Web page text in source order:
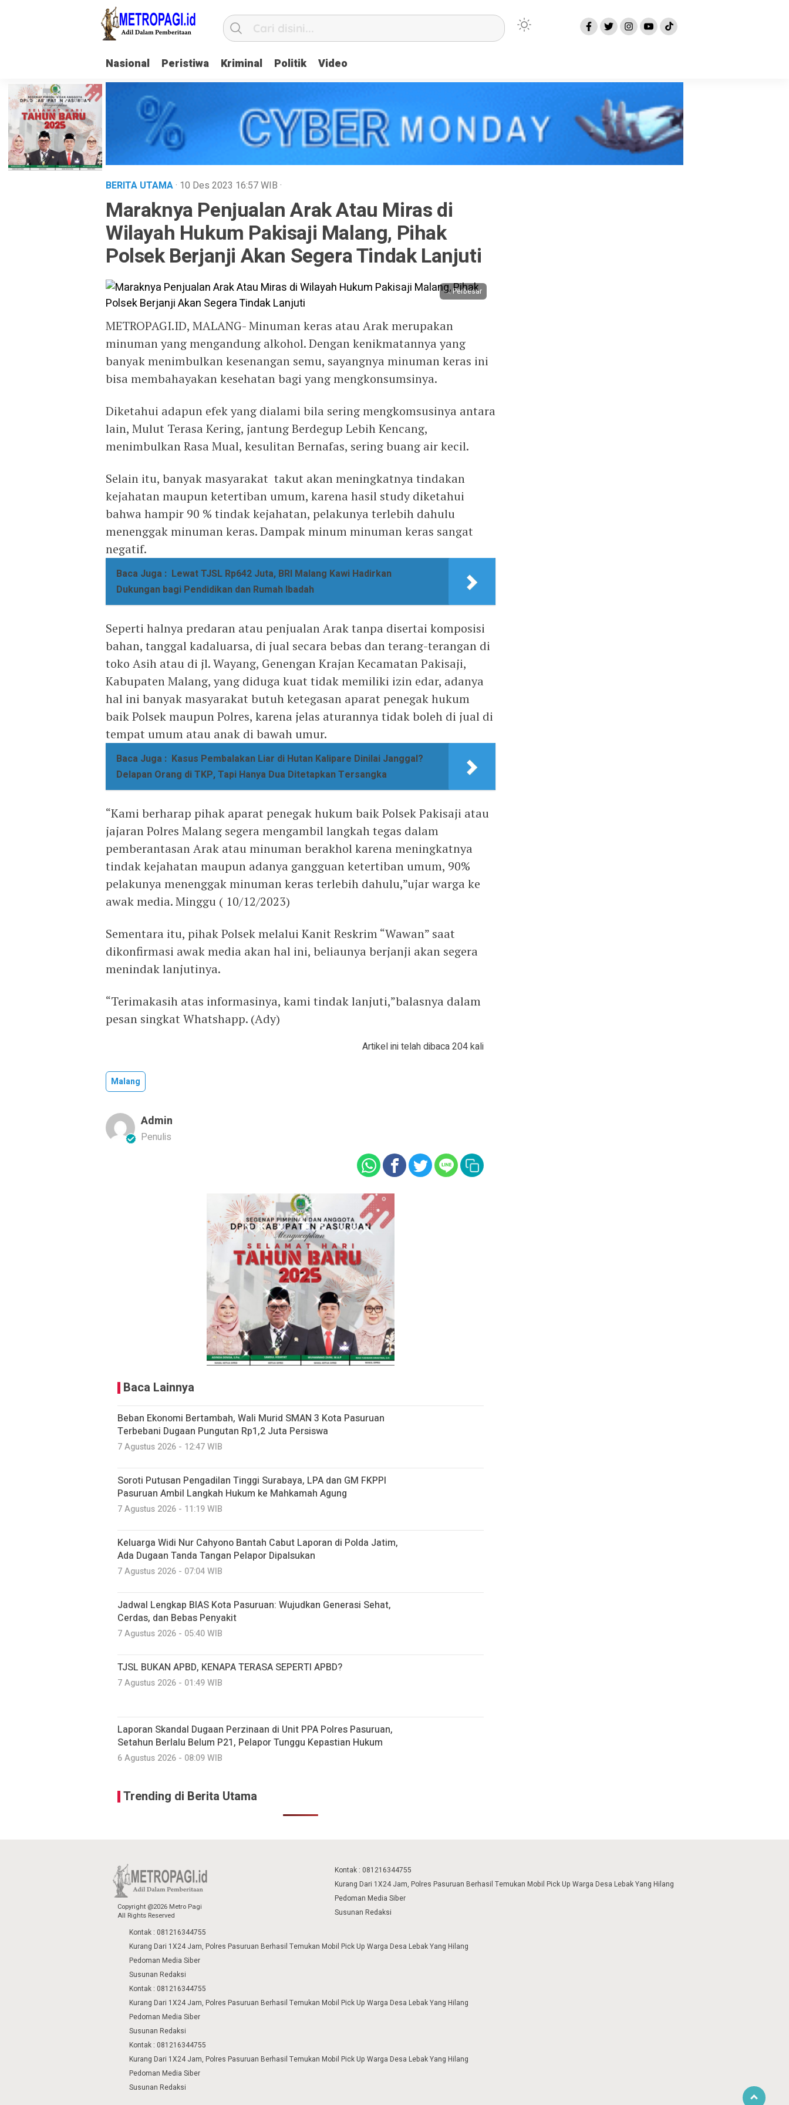
Nasional Peristiwa Kriminal Politik Video
BERITA UTAMA· 10 Des 2023 16:57WIB ·
Maraknya Penjualan Arak Atau Miras di
Wilayah Hukum Pakisaji Malang, Pihak
Polsek Berjanji Akan Segera Tindak Lanjuti
Perbesar
METROPAGI.ID, MALANG- Minuman keras atau Arak merupakan
minuman yang mengandung alkohol. Dengan kenikmatannya yang
banyak menimbulkan kesenangan semu, sayangnya minuman keras ini
bisa membahayakan kesehatan bagi yang mengkonsumsinya.
Diketahui adapun efek yang dialami bila sering mengkomsusinya antara
lain, Mulut Terasa Kering, jantung Berdegup Lebih Kencang,
menimbulkan Rasa Mual, kesulitan Bernafas, sering buang air kecil.
Selain itu, banyak masyarakat takut akan meningkatnya tindakan
kejahatan maupun ketertiban umum, karena hasil study diketahui
bahwa hampir 90 % tindak kejahatan, pelakunya terlebih dahulu
menenggak minuman keras. Dampak minum minuman keras sangat
negatif.
Baca Juga : Lewat TJSL Rp642 Juta, BRI Malang Kawi Hadirkan
Dukungan bagi Pendidikan dan Rumah Ibadah
Seperti halnya predaran atau penjualan Arak tanpa disertai komposisi
bahan, tanggal kadaluarsa, di jual secara bebas dan terang-terangan di
toko Asih atau di jl. Wayang, Genengan Krajan Kecamatan Pakisaji,
Kabupaten Malang, yang diduga kuat tidak memiliki izin edar, adanya
hal ini banyak masyarakat butuh ketegasan aparat penegak hukum
baik Polsek maupun Polres, karena jelas aturannya tidak boleh di jual di
tempat umum atau anak di bawah umur.
Baca Juga : Kasus Pembalakan Liar di Hutan Kalipare Dinilai Janggal?
Delapan Orang di TKP, Tapi Hanya Dua Ditetapkan Tersangka
“Kami berharap pihak aparat penegak hukum baik Polsek Pakisaji atau
jajaran Polres Malang segera mengambil langkah tegas dalam
pemberantasan Arak atau minuman berakhol karena meningkatnya
tindak kejahatan maupun adanya gangguan ketertiban umum, 90%
pelakunya menenggak minuman keras terlebih dahulu,”ujar warga ke
awak media. Minggu ( 10/12/2023)
Sementara itu, pihak Polsek melalui Kanit Reskrim “Wawan” saat
dikonfirmasi awak media akan hal ini, beliaunya berjanji akan segera
menindak lanjutinya.
“Terimakasih atas informasinya, kami tindak lanjuti,”balasnya dalam
pesan singkat Whatshapp. (Ady)
Artikel ini telah dibaca 204 kali
Malang
Admin
Penulis
Baca Lainnya
Beban Ekonomi Bertambah, Wali Murid SMAN 3 Kota Pasuruan
Terbebani Dugaan Pungutan Rp1,2 Juta Persiswa
7 Agustus 2026 - 12:47 WIB
Soroti Putusan Pengadilan Tinggi Surabaya, LPA dan GM FKPPI
Pasuruan Ambil Langkah Hukum ke Mahkamah Agung
7 Agustus 2026 - 11:19 WIB
Keluarga Widi Nur Cahyono Bantah Cabut Laporan di Polda Jatim,
Ada Dugaan Tanda Tangan Pelapor Dipalsukan
7 Agustus 2026 - 07:04 WIB
Jadwal Lengkap BIAS Kota Pasuruan: Wujudkan Generasi Sehat,
Cerdas, dan Bebas Penyakit
7 Agustus 2026 - 05:40 WIB
TJSL BUKAN APBD, KENAPA TERASA SEPERTI APBD?
7 Agustus 2026 - 01:49 WIB
Laporan Skandal Dugaan Perzinaan di Unit PPA Polres Pasuruan,
Setahun Berlalu Belum P21, Pelapor Tunggu Kepastian Hukum
6 Agustus 2026 - 08:09 WIB
Trending di Berita Utama
Copyright @2026 Metro Pagi
All Rights Reserved
Kontak : 081216344755
Kurang Dari 1X24 Jam, Polres Pasuruan Berhasil Temukan Mobil Pick Up Warga Desa Lebak Yang Hilang
Pedoman Media Siber
Susunan Redaksi
Kontak : 081216344755
Kurang Dari 1X24 Jam, Polres Pasuruan Berhasil Temukan Mobil Pick Up Warga Desa Lebak Yang Hilang
Pedoman Media Siber
Susunan Redaksi
Kontak : 081216344755
Kurang Dari 1X24 Jam, Polres Pasuruan Berhasil Temukan Mobil Pick Up Warga Desa Lebak Yang Hilang
Pedoman Media Siber
Susunan Redaksi
Kontak : 081216344755
Kurang Dari 1X24 Jam, Polres Pasuruan Berhasil Temukan Mobil Pick Up Warga Desa Lebak Yang Hilang
Pedoman Media Siber
Susunan Redaksi